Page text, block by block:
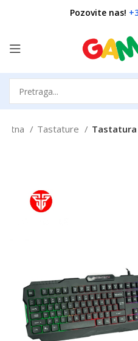
Pozovite nas!
Tastature Tastatura